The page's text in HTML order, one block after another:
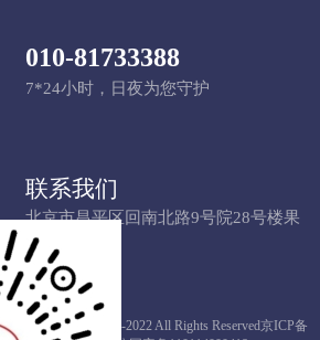
010-81733388
7*24小时，日夜为您守护
联系我们
北京市昌平区回南北路9号院28号楼果
栋LOFT809
Copyright © 1993-2022 All Rights Reserved京ICP备